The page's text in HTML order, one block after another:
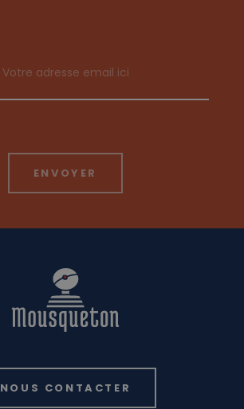
NOUS CONTACTER